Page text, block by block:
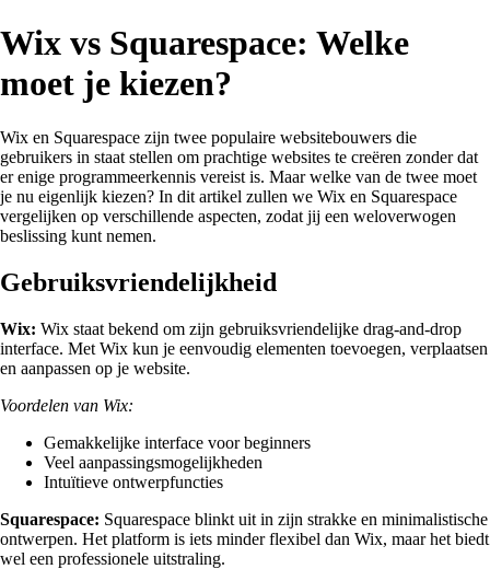
Wix vs Squarespace: Welke
moet je kiezen?
Wix en Squarespace zijn twee populaire websitebouwers die
gebruikers in staat stellen om prachtige websites te creëren zonder dat
er enige programmeerkennis vereist is. Maar welke van de twee moet
je nu eigenlijk kiezen? In dit artikel zullen we Wix en Squarespace
vergelijken op verschillende aspecten, zodat jij een weloverwogen
beslissing kunt nemen.
Gebruiksvriendelijkheid
Wix: Wix staat bekend om zijn gebruiksvriendelijke drag-and-drop
interface. Met Wix kun je eenvoudig elementen toevoegen, verplaatsen
en aanpassen op je website.
Voordelen van Wix:
Gemakkelijke interface voor beginners
Veel aanpassingsmogelijkheden
Intuïtieve ontwerpfuncties
Squarespace: Squarespace blinkt uit in zijn strakke en minimalistische
ontwerpen. Het platform is iets minder flexibel dan Wix, maar het biedt
wel een professionele uitstraling.